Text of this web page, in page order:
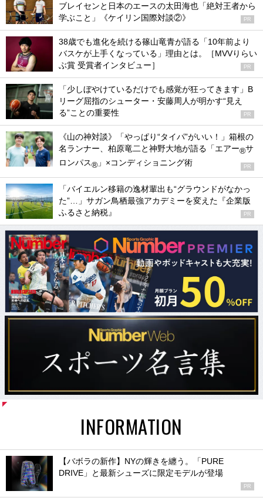
ブレイセンと日本のエースの太田海也「絶対王者から
学ぶこと」《ケイリン国際対談②》
PR
38歳でも進化を続ける篠山竜青が語る「10年前より
バスケが上手くなっている」理由とは。［MVVりらい
ぶ賞 受賞者インタビュー］
PR
「少しぼやけているだけでも感覚が狂ってきます」B
リーグ屈指のシューター・安藤周人が明かす“見え
る”ことの重要性
PR
《山の神対談》「やっぱり“タイパ”がいい！」箱根の
名ランナー、柏原竜二と神野大地が語る「エアー®サ
ロンパス® 」×コンディショニング術 PR
「バイエルン移籍の逸材輩出も“グラウンドがなかっ
た”…」サガン鳥栖最強アカデミーを変えた『企業版
ふるさと納税』
PR
INFORMATION
【バボラの新作】NYの輝きを纏う。「PURE
DRIVE」と最新シューズに限定モデルが登場
PR